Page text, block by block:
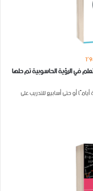
20 مشروع نقل تعلم في الرؤية الحاسوبية تم حلها
أو حتى أسابيع للتدريب على